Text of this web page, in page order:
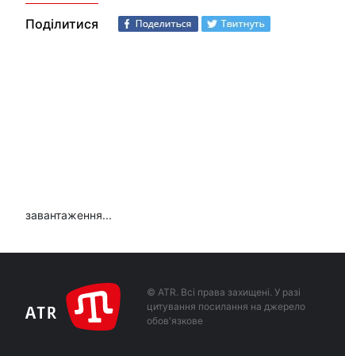
Поділитися
завантаження...
© ATR. Всі права захищені. У разі
цитування посилання на джерело
обов'язкове